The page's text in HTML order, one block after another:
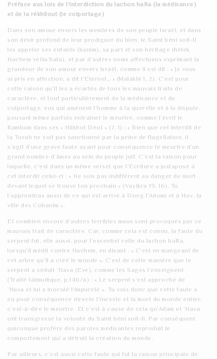
t
o
n
Préface aux lois de l’interdiction du lachon haRa (la médisance)
et de la rékhilout (le colportage)
Dans son amour envers les membres de son peuple Israël, et dans
son désir profond de leur prodiguer du bien, le Saint béni soit-Il
les appeler ses enfants (banim), sa part et son héritage (hélek
Hachem véNa’hala), et par d’autres noms affectueux exprimant la
grandeur de son amour envers Israël, comme il est dit : « Je vous
ai pris en affection, a dit l’Eternel… » (Malakhi 1, 2). C’est pour
cette raison qu’Il les a écartés de tous les mauvais traits de
caractère, et tout particulièrement de la médisance et du
colportage, eux qui amènent l’homme à la querelle et à la dispute,
pouvant même parfois entraîner le meurtre, comme l’écrit le
Rambam dans ses « Hilkhot Déot » (7, 1) : « Bien que cet interdit de
la Torah ne soit pas sanctionné par la peine de flagellation, il
s’agit d’une grave faute ayant pour conséquence le meurtre d’un
grand nombre d’âmes au sein du peuple juif. C’est la raison pour
laquelle, c’est dans un même verset que l’Ecriture a juxtaposé à
cet interdit celui-ci : « Ne sois pas indifférent au danger de mort
devant lequel se trouve ton prochain » (Vayikra 19, 16). Tu
l’apprendras aussi de ce qui est arrivé à Doeg l’Adomi et à Nov, la
ville des Cohanim ».
Et combien encore d’autres terribles maux sont provoqués par ce
mauvais trait de caractère. Car, comme cela est connu, la faute du
serpent fut, elle aussi, pour l’essentiel celle du lachon haRa,
lorsqu’il médit contre Hachem, en disant : « C’est en mangeant de
cet arbre qu’Il a créé le monde ». C’est de cette manière que le
serpent a séduit ‘Hava (Eve), comme les Sages l’enseignent
(Traité talmudique, p.146/a) : « Le serpent s’est approché de
‘Hava et lui a inoculé l’impureté ». Tu vois donc que cette faute a
eu pour conséquence directe l’inceste et la mort du monde entier,
c’est-à-dire le meurtre. Et c’est à cause de cela qu’Adam et ‘Hava
ont transgressé la volonté du Saint béni soit-Il. Par conséquent
quiconque profère des paroles médisantes reproduit le
comportement qui a détruit la création du monde.
Par ailleurs, c’est aussi cette faute qui fut la raison principale de